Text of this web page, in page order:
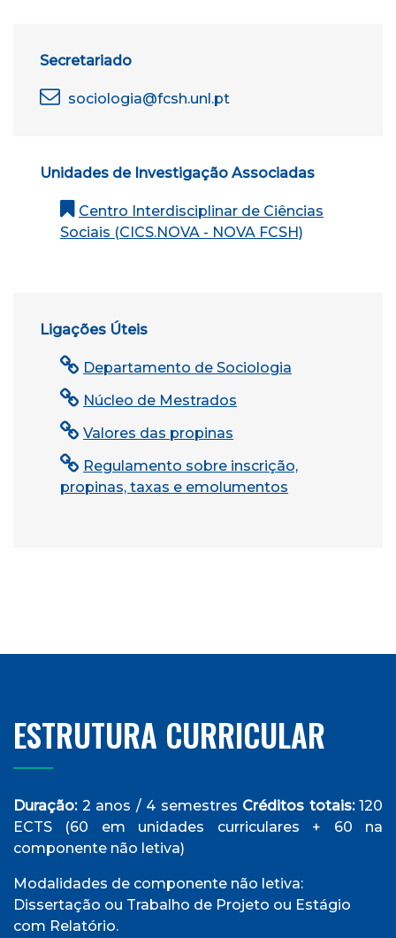
Secretariado
sociologia@fcsh.unl.pt
Unidades de Investigação Associadas
Centro Interdisciplinar de Ciências
Sociais (CICS.NOVA - NOVA FCSH)
Ligações Úteis
Departamento de Sociologia
Núcleo de Mestrados
Valores das propinas
Regulamento sobre inscrição,
propinas, taxas e emolumentos
ESTRUTURA CURRICULAR
Duração:2 anos / 4 semestres Créditos totais:120
ECTS (60 em unidades curriculares + 60 na
componente não letiva)
Modalidades de componente não letiva:
Dissertação ou Trabalho de Projeto ou Estágio
com Relatório.